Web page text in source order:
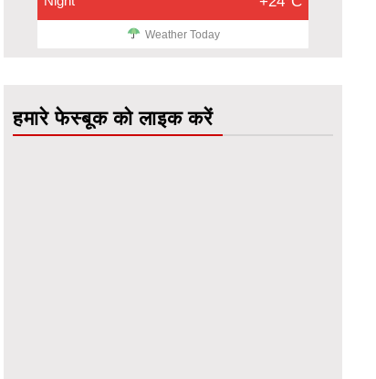
Weather Today
हमारे फेस्बूक को लाइक करें